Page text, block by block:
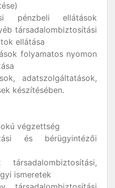
pénzbeli ellátások
társadalombiztosítási
ellátása
folyamatos nyomon
adatszolgáltatások,
készítésében.
végzettség
és bérügyintézői
ismeretek